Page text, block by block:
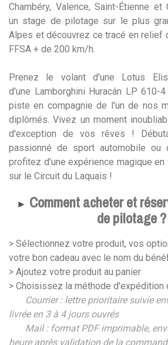
Chambéry, Valence, Saint-Étienne et
un stage de pilotage sur le plus
Alpes et découvrez ce tracé en relief
FFSA + de 200 km/h.
Prenez le volant d'une Lotus
d'une Lamborghini Huracán LP
piste en compagnie de l'un de nos
diplômés. Vivez un moment
d'exception de vos rêves !
passionné de sport automobile ou
profitez d'une expérience magique
sur le Circuit du Laquais !
► Comment acheter et
de pilotage ?
> Sélectionnez votre produit, vos
votre bon cadeau avec le nom du
> Ajoutez votre produit au panier
> Choisissez la méthode d'expédition
Courrier : lettre prioritaire suivie
livrée en 3 à 4 jours ouvrés
Mail : format PDF imprimable,
heure après validation de la